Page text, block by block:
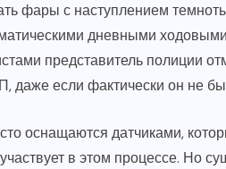
фары с наступлением
дневными
представитель полиции
даже если фактически он не
оснащаются датчиками,
в этом процессе. Но